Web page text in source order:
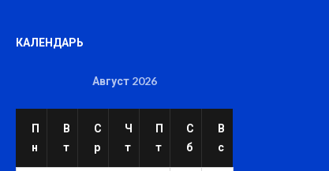
КАЛЕНДАРЬ
Август 2026
П
н
В
т
С
р
Ч
т
П
т
С
б
В
с